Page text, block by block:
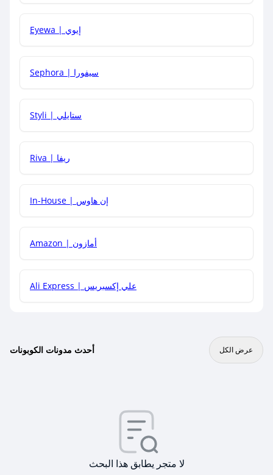
هل يمكنني جمع كود خصم مع العروض الأخرى؟
Eyewa | إيوي
Sephora | سيفورا
Styli | ستايلي
Riva | ريفا
In-House | إن هاوس
Amazon | أمازون
Ali Express | علي إكسبريس
أحدث مدونات الكوبونات عرض الكل
لا متجر يطابق هذا البحث